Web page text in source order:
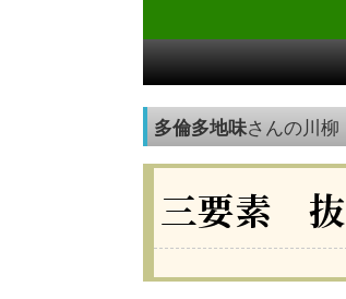
多倫多地味さんの川柳
三要素